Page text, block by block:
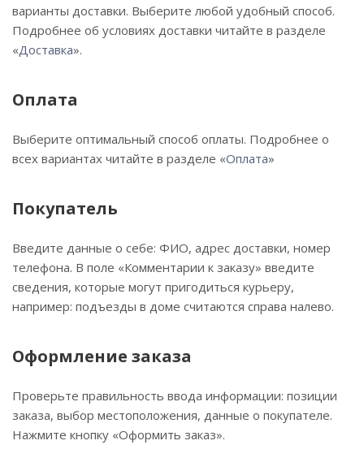
варианты доставки. Выберите любой удобный способ.
Подробнее об условиях доставки читайте в разделе
«Доставка».
Оплата
Выберите оптимальный способ оплаты. Подробнее о
всех вариантах читайте в разделе «Оплата»
Покупатель
Введите данные о себе: ФИО, адрес доставки, номер
телефона. В поле «Комментарии к заказу» введите
сведения, которые могут пригодиться курьеру,
например: подъезды в доме считаются справа налево.
Оформление заказа
Проверьте правильность ввода информации: позиции
заказа, выбор местоположения, данные о покупателе.
Нажмите кнопку «Оформить заказ».